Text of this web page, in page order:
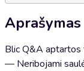
Aprašymas
Blic Q&A aptartos
— Neribojami